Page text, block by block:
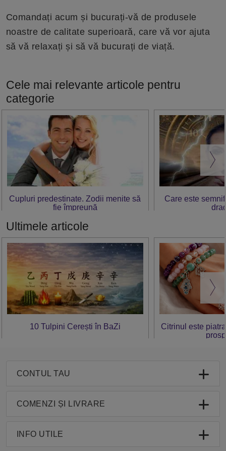
Comandați acum și bucurați-vă de produsele
noastre de calitate superioară, care vă vor ajuta
să vă relaxați și să vă bucurați de viață.
Cele mai relevante articole pentru
categorie
Cupluri predestinate. Zodii menite să
fie împreună
Care este
Ultimele articole
10 Tulpini Cerești în BaZi
Citrinul este
CONTUL TAU
COMENZI ȘI LIVRARE
INFO UTILE